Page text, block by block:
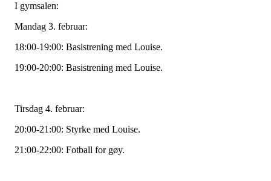
I gymsalen:
Mandag 3. februar:
18:00-19:00: Basistrening med Louise.
19:00-20:00: Basistrening med Louise.
Tirsdag 4. februar:
20:00-21:00: Styrke med Louise.
21:00-22:00: Fotball for gøy.